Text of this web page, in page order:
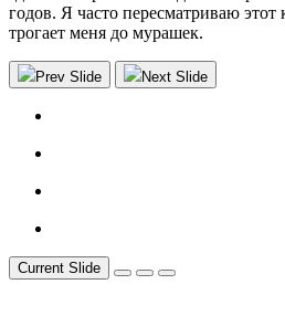
годов. Я часто пересматриваю
трогает меня до мурашек.
Prev Slide Next Slide
Current Slide